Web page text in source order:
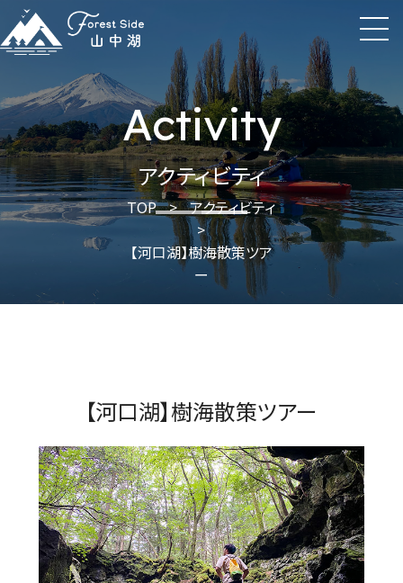
Activity
アクティビティ
TOP > アクティビティ
>
【河口湖】樹海散策ツア
ー
【河口湖】樹海散策ツアー